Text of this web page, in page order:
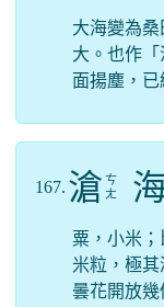
大海變為
大。也作
面揚塵，已
167. 滄 ㄘ
ㄤ
粟，小米
米粒，極
曇花開放